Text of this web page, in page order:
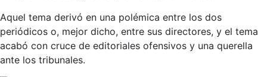
Aquel tema derivó en una polémica entre los dos
periódicos o, mejor dicho, entre sus directores, y el tema
acabó con cruce de editoriales ofensivos y una querella
ante los tribunales.